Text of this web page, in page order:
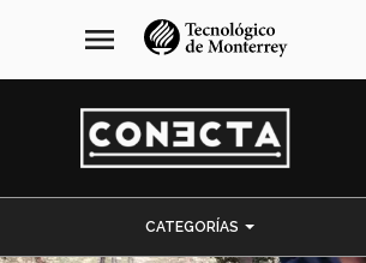
navegación
principal
menu
CATEGORÍAS